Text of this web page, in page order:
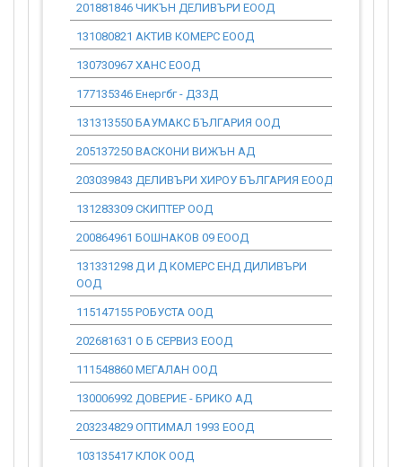
201881846 ЧИКЪН ДЕЛИВЪРИ ЕООД
131080821 АКТИВ КОМЕРС ЕООД
130730967 ХАНС ЕООД
177135346 Енергбг - ДЗЗД
131313550 БАУМАКС БЪЛГАРИЯ ООД
205137250 ВАСКОНИ ВИЖЪН АД
203039843 ДЕЛИВЪРИ ХИРОУ БЪЛГАРИЯ ЕООД
131283309 СКИПТЕР ООД
200864961 БОШНАКОВ 09 ЕООД
131331298 Д И Д КОМЕРС ЕНД ДИЛИВЪРИ
ООД
115147155 РОБУСТА ООД
202681631 О Б СЕРВИЗ ЕООД
111548860 МЕГАЛАН ООД
130006992 ДОВЕРИЕ - БРИКО АД
203234829 ОПТИМАЛ 1993 ЕООД
103135417 КЛОК ООД